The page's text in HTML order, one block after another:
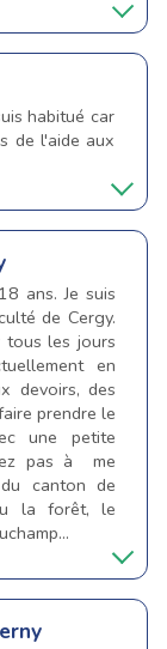
habitué car
de l'aide aux
ans. Je suis
de Cergy.
les jours
en
devoirs, des
prendre le
une petite
pas à me
canton de
la forêt, le